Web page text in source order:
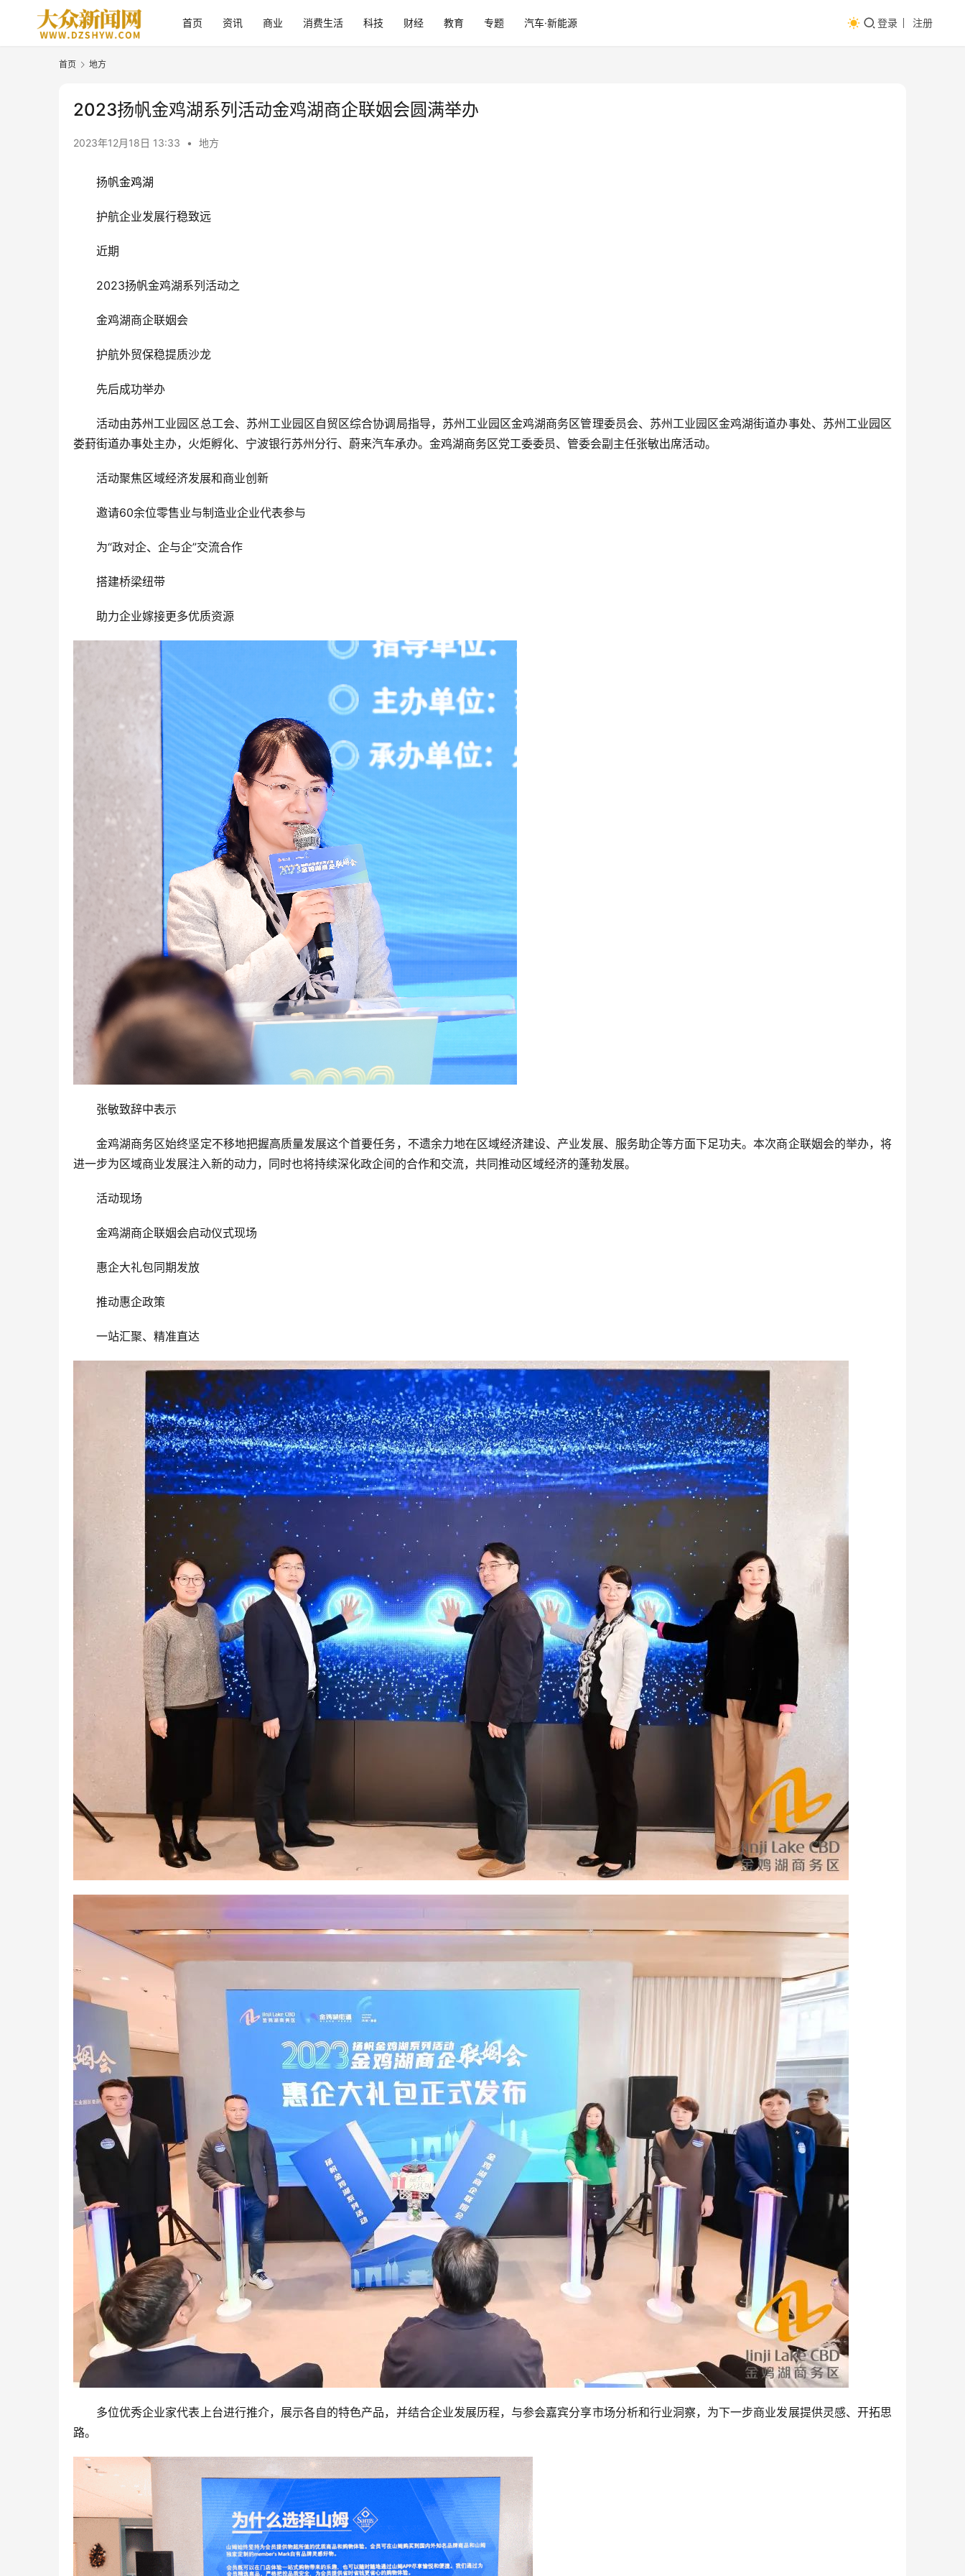
首页 资讯 商业 消费生活 科技 财经 教育 专题 汽车·新能源 登录 注册
首页 地方
2023扬帆金鸡湖系列活动金鸡湖商企联姻会圆满举办
2023年12月18日 13:33 • 地方
扬帆金鸡湖
护航企业发展行稳致远
近期
2023扬帆金鸡湖系列活动之
金鸡湖商企联姻会
护航外贸保稳提质沙龙
先后成功举办
活动由苏州工业园区总工会、苏州工业园区自贸区综合协调局指导，苏州工业园区金鸡湖商务区管理委员会、苏州工业园区金鸡湖街道办事处、苏州工业园区
娄葑街道办事处主办，火炬孵化、宁波银行苏州分行、蔚来汽车承办。金鸡湖商务区党工委委员、管委会副主任张敏出席活动。
活动聚焦区域经济发展和商业创新
邀请60余位零售业与制造业企业代表参与
为“政对企、企与企”交流合作
搭建桥梁纽带
助力企业嫁接更多优质资源
张敏致辞中表示
金鸡湖商务区始终坚定不移地把握高质量发展这个首要任务，不遗余力地在区域经济建设、产业发展、服务助企等方面下足功夫。本次商企联姻会的举办，将
进一步为区域商业发展注入新的动力，同时也将持续深化政企间的合作和交流，共同推动区域经济的蓬勃发展。
活动现场
金鸡湖商企联姻会启动仪式现场
惠企大礼包同期发放
推动惠企政策
一站汇聚、精准直达
多位优秀企业家代表上台进行推介，展示各自的特色产品，并结合企业发展历程，与参会嘉宾分享市场分析和行业洞察，为下一步商业发展提供灵感、开拓思
路。